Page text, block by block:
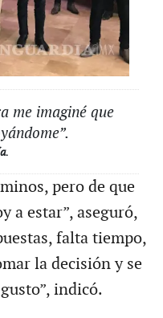
me imaginé que
pero de que
a estar”, aseguró,
falta tiempo,
la decisión y se
indicó.